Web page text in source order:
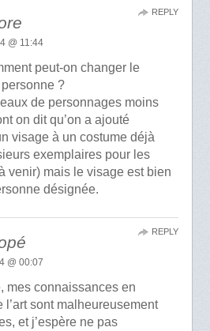
@ 11:44
peut-on changer le
?
de personnages moins
on dit qu’on a ajouté
visage à un costume déjà
exemplaires pour les
venir) mais le visage est bien
désignée.
REPLY
@ 00:07
mes connaissances en
l’art sont malheureusement
et j’espère ne pas
REPLY